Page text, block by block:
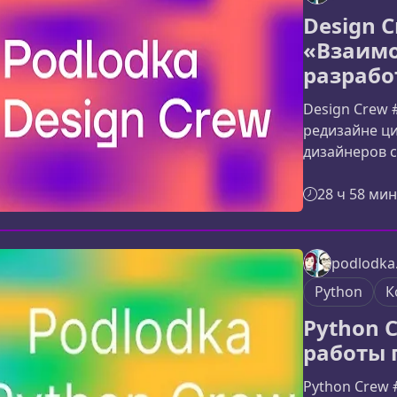
Crew
разработки
Design
Design Crew
редизайне
дизайнеров
продуктовый
оценки
воркшопы,
продуктовых
28 ч 58 мин
Python
Python
работы
Python Crew